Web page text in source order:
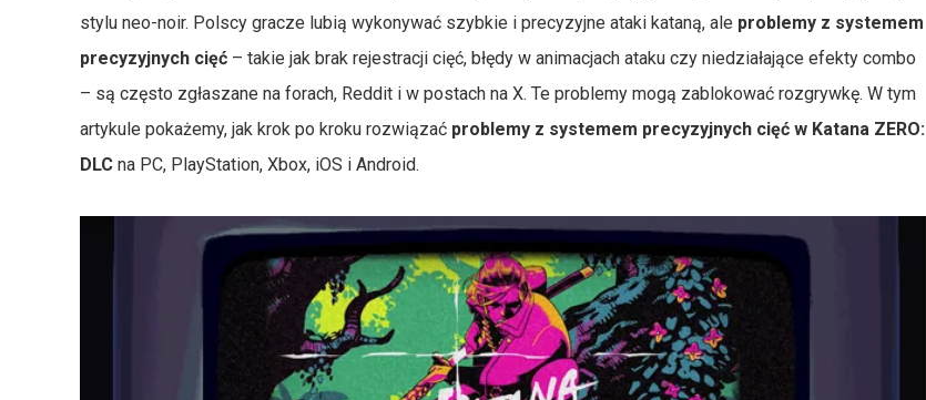
stylu neo-noir. Polscy gracze lubią wykonywać szybkie i precyzyjne ataki kataną, ale problemy z systemem
precyzyjnych cięć – takie jak brak rejestracji cięć, błędy w animacjach ataku czy niedziałające efekty combo
– są często zgłaszane na forach, Reddit i w postach na X. Te problemy mogą zablokować rozgrywkę. W tym
artykule pokażemy, jak krok po kroku rozwiązać problemy z systemem precyzyjnych cięć w Katana ZERO:
DLC na PC, PlayStation, Xbox, iOS i Android.